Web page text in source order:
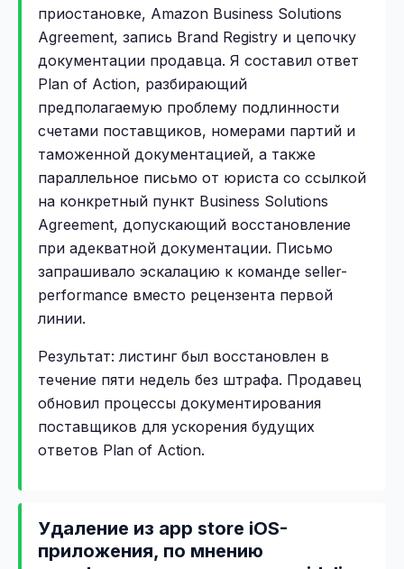
приостановке, Amazon Business Solutions
Agreement, запись Brand Registry и цепочку
документации продавца. Я составил ответ
Plan of Action, разбирающий
предполагаемую проблему подлинности
счетами поставщиков, номерами партий и
таможенной документацией, а также
параллельное письмо от юриста со ссылкой
на конкретный пункт Business Solutions
Agreement, допускающий восстановление
при адекватной документации. Письмо
запрашивало эскалацию к команде seller-
performance вместо рецензента первой
линии.
Результат: листинг был восстановлен в
течение пяти недель без штрафа. Продавец
обновил процессы документирования
поставщиков для ускорения будущих
ответов Plan of Action.
Удаление из app store iOS-
приложения, по мнению